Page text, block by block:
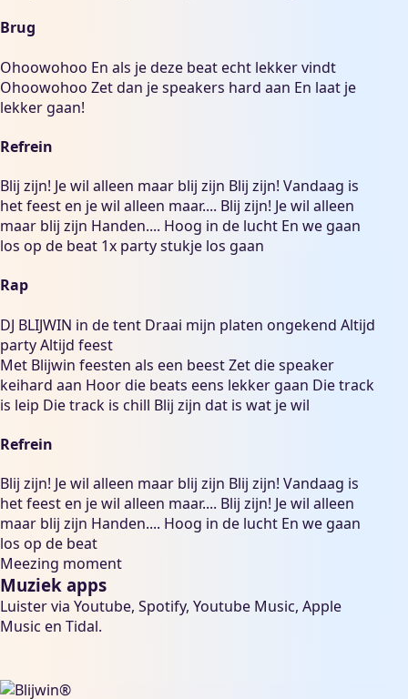
Brug
Ohoowohoo En als je deze beat echt lekker vindt
Ohoowohoo Zet dan je speakers hard aan En laat je
lekker gaan!
Refrein
Blij zijn! Je wil alleen maar blij zijn Blij zijn! Vandaag is
het feest en je wil alleen maar.... Blij zijn! Je wil alleen
maar blij zijn Handen.... Hoog in de lucht En we gaan
los op de beat 1x party stukje los gaan
Rap
DJ BLIJWIN in de tent Draai mijn platen ongekend Altijd
party Altijd feest
Met Blijwin feesten als een beest Zet die speaker
keihard aan Hoor die beats eens lekker gaan Die track
is leip Die track is chill Blij zijn dat is wat je wil
Refrein
Blij zijn! Je wil alleen maar blij zijn Blij zijn! Vandaag is
het feest en je wil alleen maar.... Blij zijn! Je wil alleen
maar blij zijn Handen.... Hoog in de lucht En we gaan
los op de beat
Meezing moment
Muziek apps
Luister via Youtube, Spotify, Youtube Music, Apple
Music en Tidal.